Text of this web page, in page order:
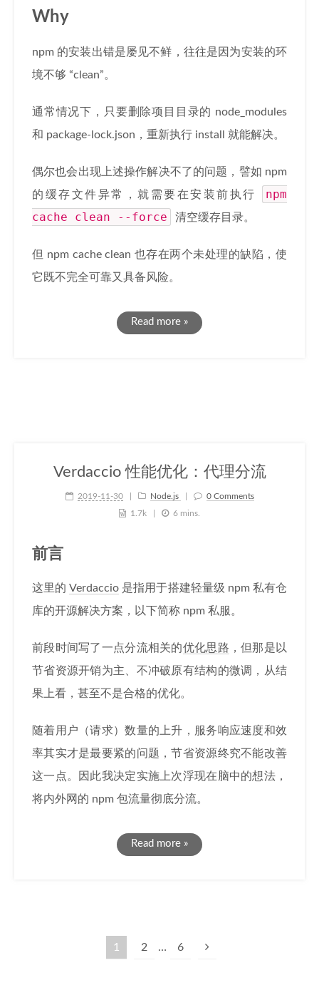
Why
npm 的安装出错是屡见不鲜，往往是因为安装的环
境不够 “clean”。
通常情况下，只要删除项目目录的 node_modules
和 package-lock.json，重新执行 install 就能解决。
偶尔也会出现上述操作解决不了的问题，譬如 npm
的缓存文件异常，就需要在安装前执行
npm
cache clean --force
清空缓存目录。
但 npm cache clean 也存在两个未处理的缺陷，使
它既不完全可靠又具备风险。
Read more »
Verdaccio 性能优化：代理分流
2019-11-30 Node.js
0 Comments
1.7k
6 mins.
前言
这里的Verdaccio 是指用于搭建轻量级 npm 私有仓
库的开源解决方案，以下简称 npm 私服。
前段时间写了一点分流相关的优化思路 ，但那是以
节省资源开销为主、不冲破原有结构的微调，从结
果上看，甚至不是合格的优化。
随着用户（请求）数量的上升，服务响应速度和效
率其实才是最要紧的问题，节省资源终究不能改善
这一点。因此我决定实施上次浮现在脑中的想法，
将内外网的 npm 包流量彻底分流。
Read more »
1 2 … 6